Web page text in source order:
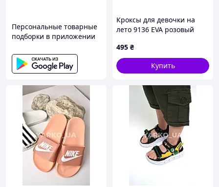
Персональные товарные
подборки в приложении
Кроксы для девочки на
лето 9136 EVA розовый
495 ₴
Купить